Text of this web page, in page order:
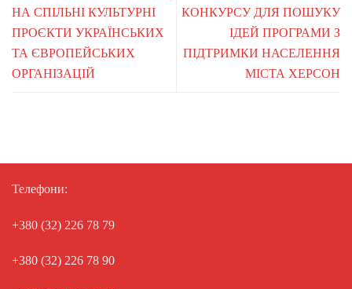
НА СПІЛЬНІ КУЛЬТУРНІ
ПРОЄКТИ УКРАЇНСЬКИХ
ТА ЄВРОПЕЙСЬКИХ
ОРГАНІЗАЦІЙ
КОНКУРСУ ДЛЯ ПОШУКУ
ІДЕЙ ПРОГРАМИ З
ПІДТРИМКИ НАСЕЛЕННЯ
МІСТА ХЕРСОН
Телефони:
+380 (32) 226 78 79
+380 (32) 226 78 90